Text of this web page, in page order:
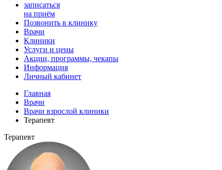
записаться
на приём
Позвонить в клинику
Врачи
Клиники
Услуги и цены
Акции, программы, чекапы
Информация
Личный кабинет
Главная
Врачи
Врачи взрослой клиники
Терапевт
Терапевт